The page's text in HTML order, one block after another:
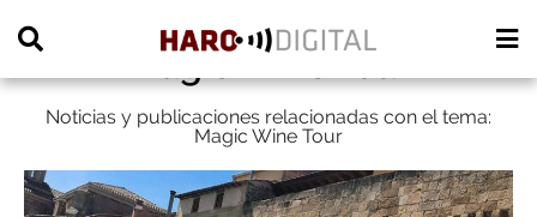
Magic Wine Tour
Noticias y publicaciones relacionadas con el tema:
Magic Wine Tour